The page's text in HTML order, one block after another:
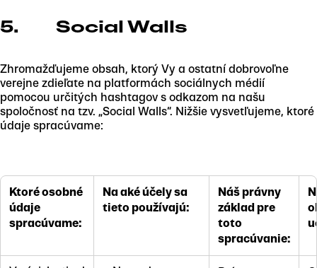
5. Social Walls
Zhromažďujeme obsah, ktorý Vy a ostatní dobrovoľne
verejne zdieľate na platformách sociálnych médií
pomocou určitých hashtagov s odkazom na našu
spoločnosť na tzv. „Social Walls“. Nižšie vysvetľujeme, ktoré
údaje spracúvame:
Ktoré osobné
údaje
spracúvame:
Na aké účely sa
tieto používajú:
Náš právny
základ pre
toto
spracúvanie: